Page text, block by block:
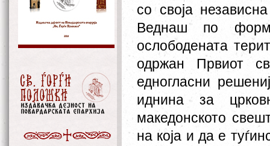
со своја
Веднаш по
ослободената
одржан Првиот
едногласни
иднина за
македонското
на која и да е